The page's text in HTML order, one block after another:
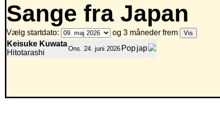
Sange fra Japan
Vælg startdato:
og 3 måneder frem
Keisuke Kuwata
Hitotarashi
Ons. 24. juni 2026 Popjap